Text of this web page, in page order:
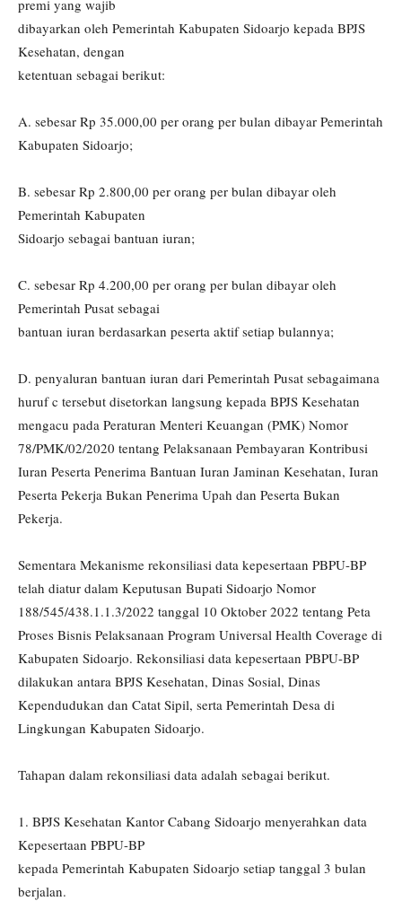
premi yang wajib
dibayarkan oleh Pemerintah Kabupaten Sidoarjo kepada BPJS
Kesehatan, dengan
ketentuan sebagai berikut:
A. sebesar Rp 35.000,00 per orang per bulan dibayar Pemerintah
Kabupaten Sidoarjo;
B. sebesar Rp 2.800,00 per orang per bulan dibayar oleh
Pemerintah Kabupaten
Sidoarjo sebagai bantuan iuran;
C. sebesar Rp 4.200,00 per orang per bulan dibayar oleh
Pemerintah Pusat sebagai
bantuan iuran berdasarkan peserta aktif setiap bulannya;
D. penyaluran bantuan iuran dari Pemerintah Pusat sebagaimana
huruf c tersebut disetorkan langsung kepada BPJS Kesehatan
mengacu pada Peraturan Menteri Keuangan (PMK) Nomor
78/PMK/02/2020 tentang Pelaksanaan Pembayaran Kontribusi
Iuran Peserta Penerima Bantuan Iuran Jaminan Kesehatan, Iuran
Peserta Pekerja Bukan Penerima Upah dan Peserta Bukan
Pekerja.
Sementara Mekanisme rekonsiliasi data kepesertaan PBPU-BP
telah diatur dalam Keputusan Bupati Sidoarjo Nomor
188/545/438.1.1.3/2022 tanggal 10 Oktober 2022 tentang Peta
Proses Bisnis Pelaksanaan Program Universal Health Coverage di
Kabupaten Sidoarjo. Rekonsiliasi data kepesertaan PBPU-BP
dilakukan antara BPJS Kesehatan, Dinas Sosial, Dinas
Kependudukan dan Catat Sipil, serta Pemerintah Desa di
Lingkungan Kabupaten Sidoarjo.
Tahapan dalam rekonsiliasi data adalah sebagai berikut.
1. BPJS Kesehatan Kantor Cabang Sidoarjo menyerahkan data
Kepesertaan PBPU-BP
kepada Pemerintah Kabupaten Sidoarjo setiap tanggal 3 bulan
berjalan.